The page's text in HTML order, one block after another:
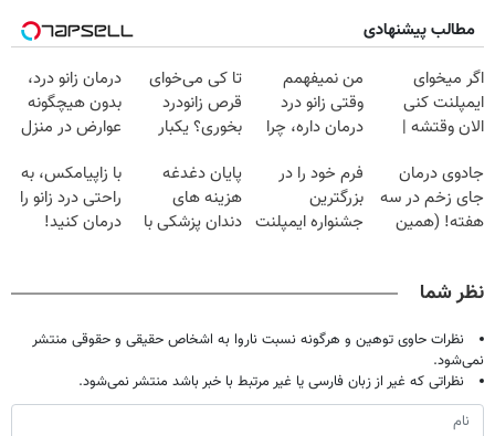
مطالب پیشنهادی
اگر میخوای
ایمپلنت کنی
الان وقتشه |
میلیون تومان!!!
من نمیفهمم
وقتی زانو درد
درمان داره، چرا
تحمل میکنی؟❗
تا کی می‌خوای
قرص زانودرد
بخوری؟ یکبار
کن
درمان زانو درد،
بدون هیچگونه
عوارض در منزل
جادوی درمان
جای زخم در سه
هفته! (همین
فرم خود را در
بزرگترین
جشنواره ایمپلنت
پایان دغدغه
هزینه های
دندان پزشکی با
با زاپیامکس، به
راحتی درد زانو را
درمان کنید!
نظر شما
نظرات حاوی توهین و هرگونه نسبت ناروا به اشخاص حقیقی و حقوقی منتشر
نمی‌شود.
نظراتی که غیر از زبان فارسی یا غیر مرتبط با خبر باشد منتشر نمی‌شود.